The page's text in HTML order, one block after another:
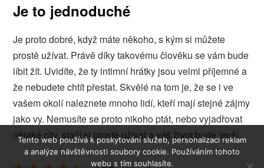
Je to jednoduché
Je proto dobré, když máte někoho, s kým si můžete
prostě užívat. Právě díky takovému člověku se vám bude
líbit žít. Uvidíte, že ty intimní hrátky jsou velmi příjemné a
že nebudete chtít přestat. Skvělé na tom je, že se i ve
vašem okolí naleznete mnoho lidí, kteří mají stejné zájmy
jako vy. Nemusíte se proto nikoho ptát, nebo vyjadřovat
nějaké city, stačí si prostě užívat a váš život bude lepší.
Tento web používá k poskytování služeb, personalizaci reklam
a analýze návštěvnosti soubory cookie. Používáním tohoto
webu s tím souhlasíte.